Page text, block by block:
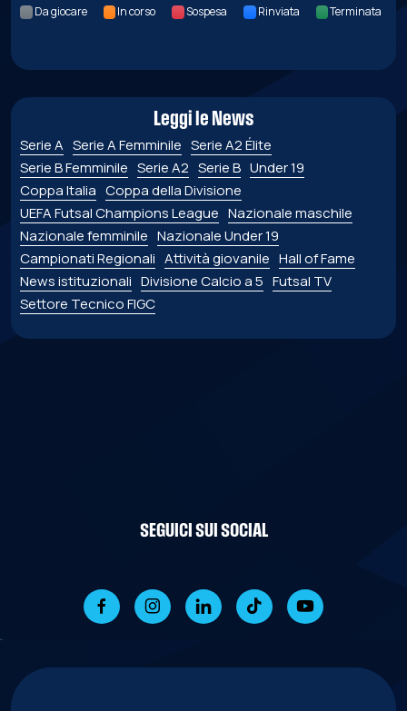
Da giocare In corso Sospesa Rinviata Terminata
Leggi le News
Serie A Serie A Femminile Serie A2 Élite
Serie B Femminile Serie A2 Serie B Under 19
Coppa Italia Coppa della Divisione
UEFA Futsal Champions League Nazionale maschile
Nazionale femminile Nazionale Under 19
Campionati Regionali Attività giovanile Hall of Fame
News istituzionali Divisione Calcio a 5 Futsal TV
Settore Tecnico FIGC
SEGUICI SUI SOCIAL